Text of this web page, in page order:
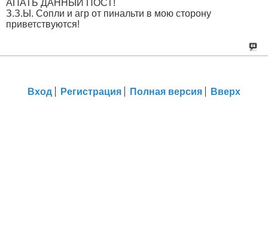
АПАТЬ ДАННЫЙ ПОСТ!
З.З.Ы. Сопли и агр от пинальти в мою сторону
приветствуются!
Вход Регистрация Полная версия Вверх